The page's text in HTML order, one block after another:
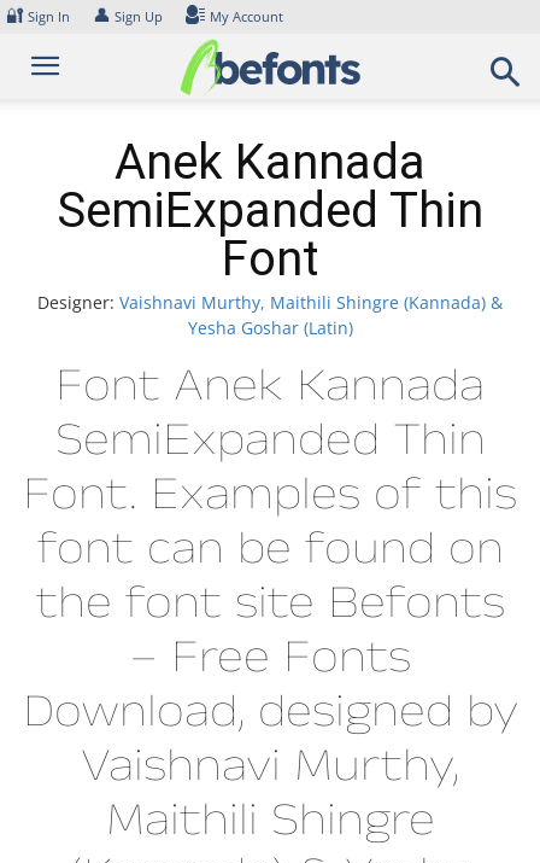
Skip
content
🔐 Sign In 👤 Sign Up My Account
Anek Kannada
SemiExpanded Thin
Font
Designer: Vaishnavi Murthy, Maithili Shingre (Kannada) &
Yesha Goshar (Latin)
Font Anek Kannada
SemiExpanded Thin
Font. Examples of this
font can be found on
the font site Befonts
– Free Fonts
Download, designed by
Vaishnavi Murthy,
Maithili Shingre